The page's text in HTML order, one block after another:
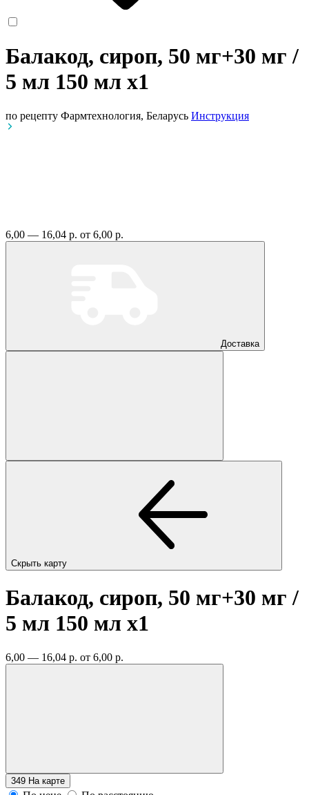
Балакод, сироп, 50 мг+30 мг /
5 мл 150 мл x1
по рецепту Фармтехнология, Беларусь Инструкция
6,00 — 16,04 р. от 6,00 р.
Доставка
Скрыть карту
Балакод, сироп, 50 мг+30 мг /
5 мл 150 мл x1
6,00 — 16,04 р. от 6,00 р.
349 На карте